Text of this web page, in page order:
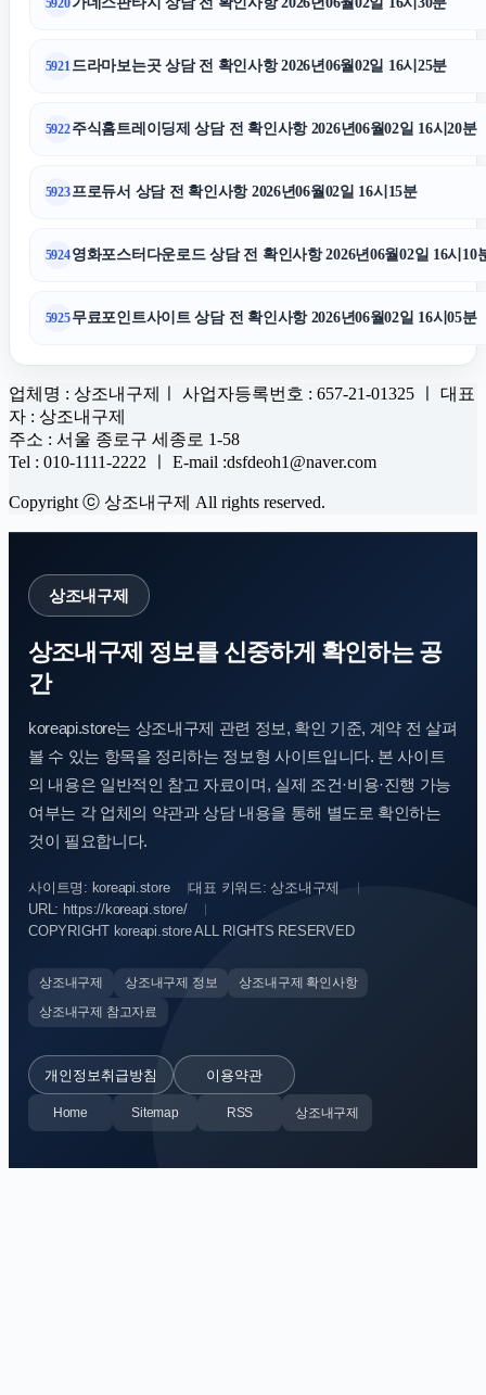
5921 드라마보는곳 상담 전 확인사항 2026년06월02일 16시25분
5922주식홈트레이딩제 상담 전 확인사항 2026년06월02일 16시20분
5923프로듀서 상담 전 확인사항 2026년06월02일 16시15분
5924영화포스터다운로드 상담 전 확인사항 2026년06월02일 16시10
5925무료포인트사이트 상담 전 확인사항 2026년06월02일 16시05분
업체명 : 상조내구제ㅣ 사업자등록번호 : 657-21-01325 ㅣ 대표
자 : 상조내구제
주소 : 서울 종로구 세종로 1-58
Tel : 010-1111-2222 ㅣ E-mail :dsfdeoh1@naver.com
Copyright ⓒ 상조내구제 All rights reserved.
상조내구제
상조내구제 정보를 신중하게 확인하는 공
간
koreapi.store는 상조내구제 관련 정보, 확인 기준, 계약 전 살펴
볼 수 있는 항목을 정리하는 정보형 사이트입니다. 본 사이트
의 내용은 일반적인 참고 자료이며, 실제 조건·비용·진행 가능
여부는 각 업체의 약관과 상담 내용을 통해 별도로 확인하는
것이 필요합니다.
사이트명: koreapi.store
대표 키워드: 상조내구제
URL: https://koreapi.store/
COPYRIGHT koreapi.store ALL RIGHTS RESERVED
상조내구제 상조내구제 정보
상조내구제 확인사항
상조내구제 참고자료
개인정보취급방침 이용약관
Home Sitemap RSS 상조내구제